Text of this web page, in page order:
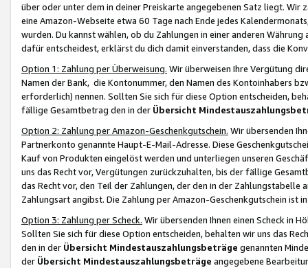
über oder unter dem in deiner Preiskarte angegebenen Satz liegt.
eine Amazon-Webseite etwa 60 Tage nach Ende jedes
wurden. Du kannst wählen, ob du Zahlungen in einer anderen
dafür entscheidest, erklärst du dich damit einverstanden, dass die
Option 1: Zahlung per Überweisung. Wir überweisen Ihre Vergütung
Namen der Bank, die Kontonummer, den Namen des Kontoinhabers
erforderlich) nennen. Sollten Sie sich für diese Option entscheiden,
fällige Gesamtbetrag den in der Übersicht
Option 2: Zahlung per Amazon-Geschenkgutschein. Wir übersenden
Partnerkonto genannte Haupt-E-Mail-Adresse. Diese
Kauf von Produkten eingelöst werden und unterliegen unseren
uns das Recht vor, Vergütungen zurückzuhalten, bis der fällige
das Recht vor, den Teil der Zahlungen, der den in der
Zahlungsart angibst. Die Zahlung per Amazon-Geschenkgutschein ist
Option 3: Zahlung per Scheck. Wir übersenden Ihnen einen Scheck in
Sollten Sie sich für diese Option entscheiden, behalten wir uns das
den in der Übersicht Mindestauszahlungsbeträge genannten
der Übersicht Mindestauszahlungsbeträge angegebene